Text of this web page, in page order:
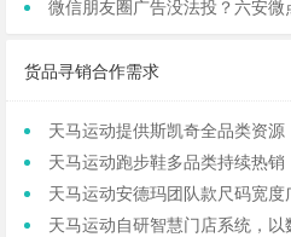
微信朋友圈广告没法投？六安微点全行业
货品寻销合作需求
天马运动提供斯凯奇全品类资
天马运动跑步鞋多品类持续热
天马运动安德玛团队款尺码宽度
天马运动自研智慧门店系统，以数据驱